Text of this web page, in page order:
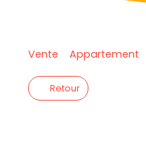
Vente Appartement
Retour